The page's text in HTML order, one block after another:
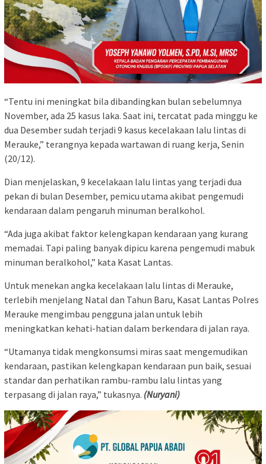
“Tentu ini meningkat bila dibandingkan bulan sebelumnya
November, ada 25 kasus laka. Saat ini, tercatat pada minggu ke
dua Desember sudah terjadi 9 kasus kecelakaan lalu lintas di
Merauke,” terangnya kepada wartawan di ruang kerja, Senin
(20/12).
Dian menjelaskan, 9 kecelakaan lalu lintas yang terjadi dua
pekan di bulan Desember, pemicu utama akibat pengemudi
kendaraan dalam pengaruh minuman beralkohol.
“Ada juga akibat faktor kelengkapan kendaraan yang kurang
memadai. Tapi paling banyak dipicu karena pengemudi mabuk
minuman beralkohol,” kata Kasat Lantas.
Untuk menekan angka kecelakaan lalu lintas di Merauke,
terlebih menjelang Natal dan Tahun Baru, Kasat Lantas Polres
Merauke mengimbau pengguna jalan untuk lebih
meningkatkan kehati-hatian dalam berkendara di jalan raya.
“Utamanya tidak mengkonsumsi miras saat mengemudikan
kendaraan, pastikan kelengkapan kendaraan pun baik, sesuai
standar dan perhatikan rambu-rambu lalu lintas yang
terpasang di jalan raya,” tukasnya. (Nuryani)